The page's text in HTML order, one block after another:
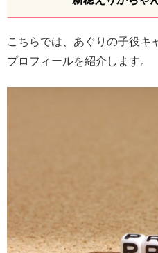
こちらでは、あぐりの子役キ
プロフィールを紹介します。